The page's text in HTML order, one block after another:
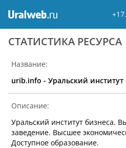
CТАТИСТИКА РЕСУРСА
Название:
urib.info - Уральский институт
Описание:
Уральский институт бизнеса.
заведение. Высшее
Доступное образование.